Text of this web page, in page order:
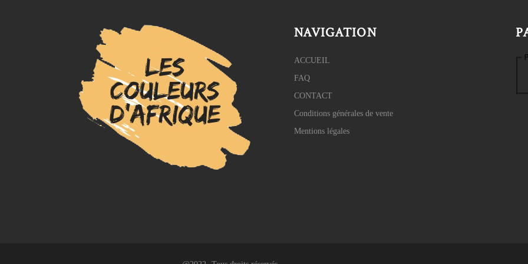
NAVIGATION
ACCUEIL
FAQ
CONTACT
Conditions générales de vente
Mentions légales